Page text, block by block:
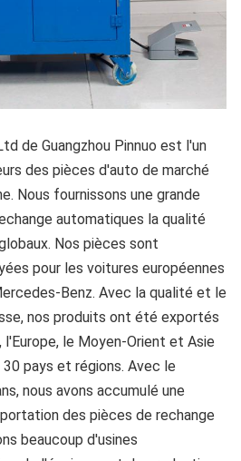
de Guangzhou Pinnuo est l'un
des pièces d'auto de marché
Nous fournissons une grande
automatiques la qualité
Nos pièces sont
pour les voitures européennes
Benz. Avec la qualité et le
nos produits ont été exportés
l'Europe, le Moyen-Orient et Asie
pays et régions. Avec le
nous avons accumulé une
des pièces de rechange
beaucoup d'usines